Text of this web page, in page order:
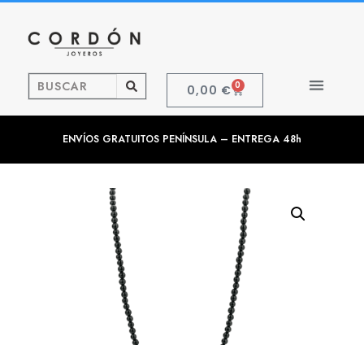
0,00 € 0
ENVÍOS GRATUITOS PENÍNSULA – ENTREGA 48h